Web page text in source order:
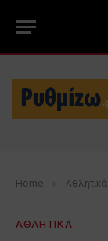
Home » Αθλητικά
ΑΘΛΗΤΙΚΑ